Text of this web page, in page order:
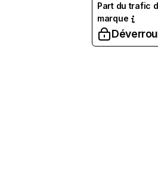
Part du trafic
marque